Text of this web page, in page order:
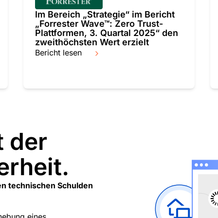
Im Bereich „Strategie“ im Bericht
„Forrester Wave™: Zero Trust-
Plattformen, 3. Quartal 2025“ den
zweithöchsten Wert erzielt
Bericht lesen
der
technischen Schulden